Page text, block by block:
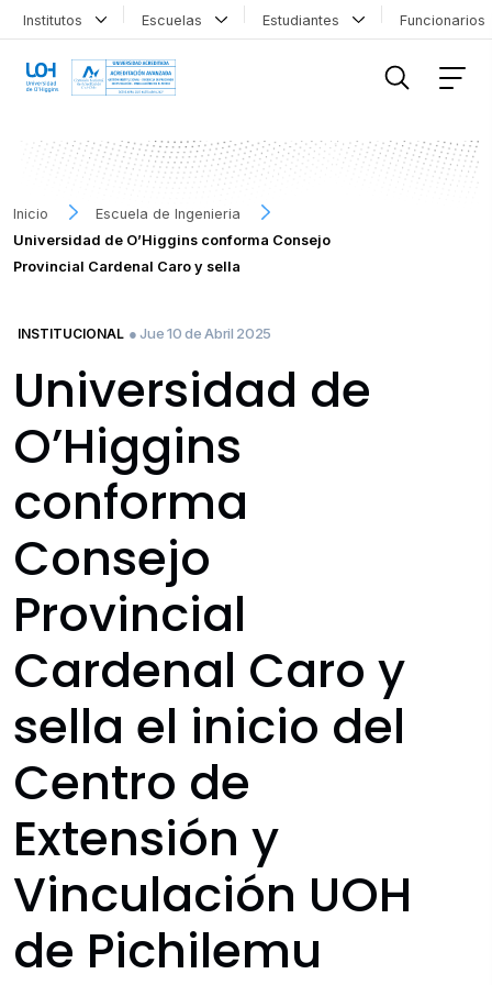
Institutos Escuelas Estudiantes
Inicio
Escuela de Ingenieria
Universidad de O’Higgins conforma Consejo
Provincial Cardenal Caro y sella
INSTITUCIONAL ● Jue 10 de Abril 2025
Universidad de
O’Higgins
conforma
Consejo
Provincial
Cardenal Caro y
sella el inicio del
Centro de
Extensión y
Vinculación UOH
de Pichilemu